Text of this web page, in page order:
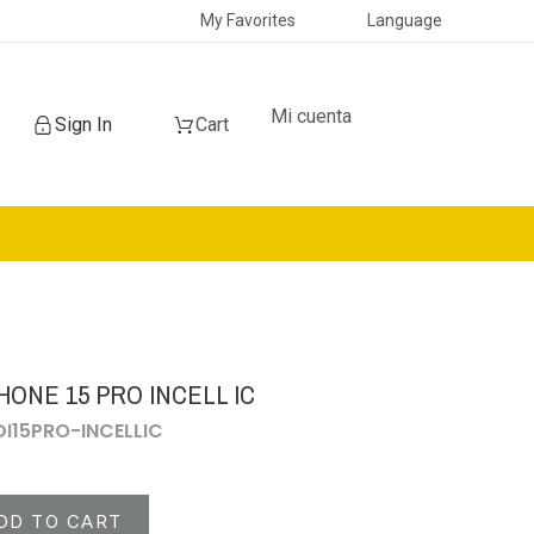
My Favorites Language
Sign In Cart Mi cuenta
15 PRO INCELL IC
INCELLIC
TO CART